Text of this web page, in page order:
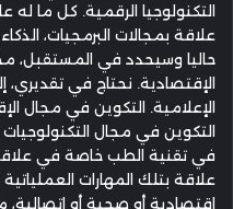
التكنولوجيا الرقمية. كل ما له
علاقة بمجالات البرمجيات،
حاليا وسيحدد في المستقبل،
الإقتصادية. نحتاج في
الإعلامية. التكوين في مجال
التكوين في مجال التكنولوجيات
في تقنية الطب خاصة في
علاقة بتلك المهارات
اقتصادية أو صحية أو